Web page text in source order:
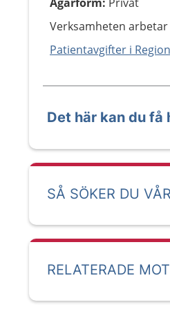
Verksamheten arbetar
Patientavgifter i
Det här kan du få
SÅ SÖKER DU
RELATERADE